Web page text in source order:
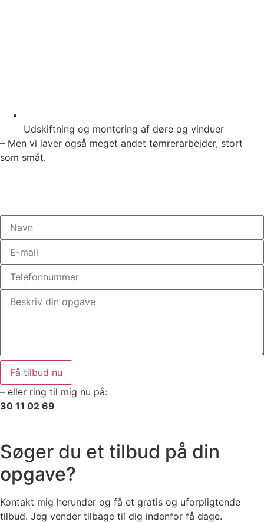
Udskiftning og montering af døre og vinduer
– Men vi laver også meget andet tømrerarbejder, stort
som småt.
Få tilbud nu
– eller ring til mig nu på:
30 11 02 69
Søger du et tilbud på din
opgave?
Kontakt mig herunder og få et gratis og uforpligtende
tilbud. Jeg vender tilbage til dig indenfor få dage.